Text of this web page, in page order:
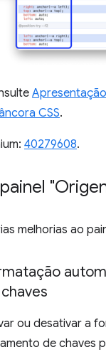
CSS.
40279608.
melhorias ao
ou desativar a
de chaves